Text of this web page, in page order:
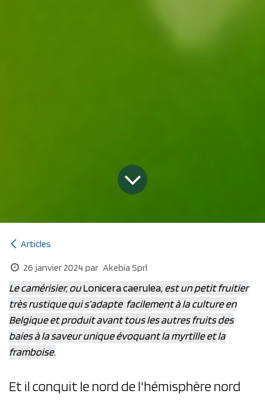
Articles
26 janvier 2024 par Akebia Sprl
Le camérisier, ouLonicera caerulea, est un petit fruitier
très rustique qui s’adapte facilement à la culture en
Belgique et produit avant tous les autres fruits des
baies à la saveur unique évoquant la myrtille et la
framboise.
Et il conquit le nord de l'hémisphère nord